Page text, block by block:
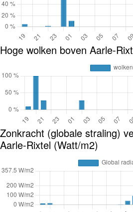
Hoge wolken boven Aarle-
Zonkracht (globale straling)
Aarle-Rixtel (Watt/m2)